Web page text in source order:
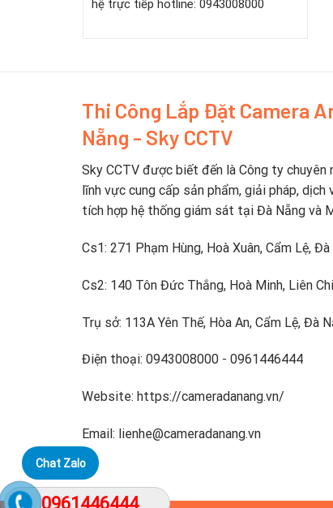
hệ trực tiếp hotline: 0943008000
Thi Công Lắp Đặt Camera
Nẵng - Sky CCTV
Sky CCTV được biết đến là Công ty
lĩnh vực cung cấp sản phẩm, giải pháp, dịch
tích hợp hệ thống giám sát tại Đà Nẵng và
Cs1: 271 Phạm Hùng, Hoà Xuân, Cẩm Lệ,
Cs2: 140 Tôn Đức Thắng, Hoà Minh, Liên
Trụ sở: 113A Yên Thế, Hòa An, Cẩm Lệ, Đà
Điện thoại: 0943008000 - 0961446444
Website: https://cameradanang.vn/
Email: lienhe@cameradanang.vn
Chat Zalo
0961446444